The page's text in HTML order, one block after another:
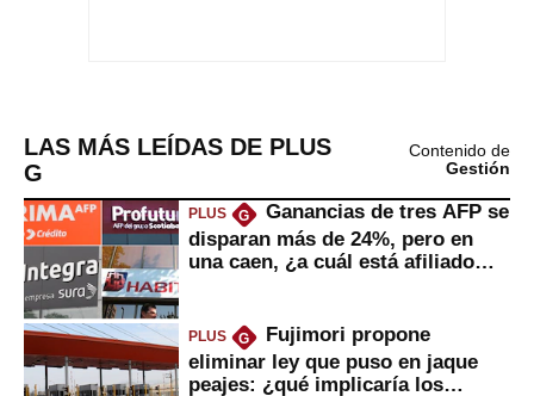
LAS MÁS LEÍDAS DE PLUS
G
Contenido de
Gestión
PLUS G
Ganancias de tres AFP se
disparan más de 24%, pero en
una caen, ¿a cuál está afiliado
PLUS G
Fujimori propone
eliminar ley que puso en jaque
peajes: ¿qué implicaría los